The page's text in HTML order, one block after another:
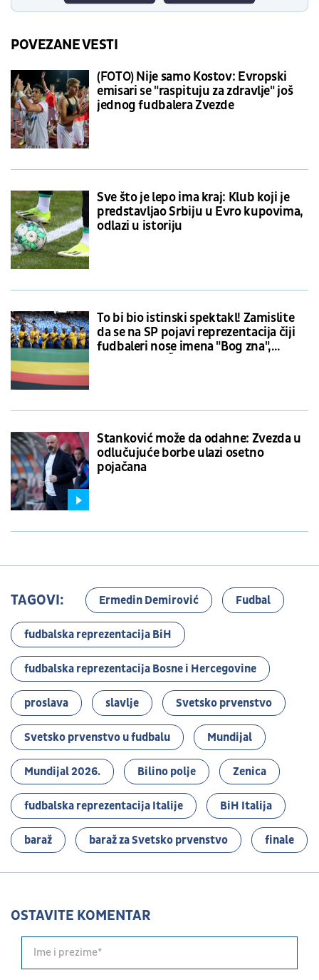
POVEZANE VESTI
(FOTO) Nije samo Kostov: Evropski
emisari se "raspituju za zdravlje" još
jednog fudbalera Zvezde
Sve što je lepo ima kraj: Klub koji je
predstavljao Srbiju u Evro kupovima,
odlazi u istoriju
To bi bio istinski spektakl! Zamislite
da se na SP pojavi reprezentacija čiji
fudbaleri nose imena "Bog zna",
Stanković može da odahne: Zvezda u
odlučujuće borbe ulazi osetno
pojačana
TAGOVI: Ermedin Demirović Fudbal
fudbalska reprezentacija BiH
fudbalska reprezentacija Bosne i Hercegovine
proslava slavlje Svetsko prvenstvo
Svetsko prvenstvo u fudbalu Mundijal
Mundijal 2026. Bilino polje Zenica
fudbalska reprezentacija Italije BiH Italija
baraž baraž za Svetsko prvenstvo finale
OSTAVITE KOMENTAR